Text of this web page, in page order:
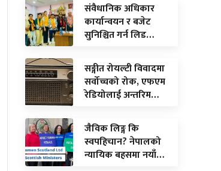
संवैधानिक अधिकार
कार्यान्वयन र बजेट
सुनिश्चित गर्न लिड…
सङ्गीत रोयल्टी विवादमा
सर्वोच्चको रोक, एफएम
रेडियोलाई अन्तरिम…
जैविक लिङ्ग कि
स्वपहिचान? नेपालको
न्यायिक बहसमा नयाँ…